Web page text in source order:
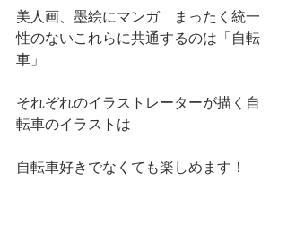
美人画、墨絵にマンガ　まったく統一
性のないこれらに共通するのは「自転
車」
それぞれのイラストレーターが描く自
転車のイラストは
自転車好きでなくても楽しめます！